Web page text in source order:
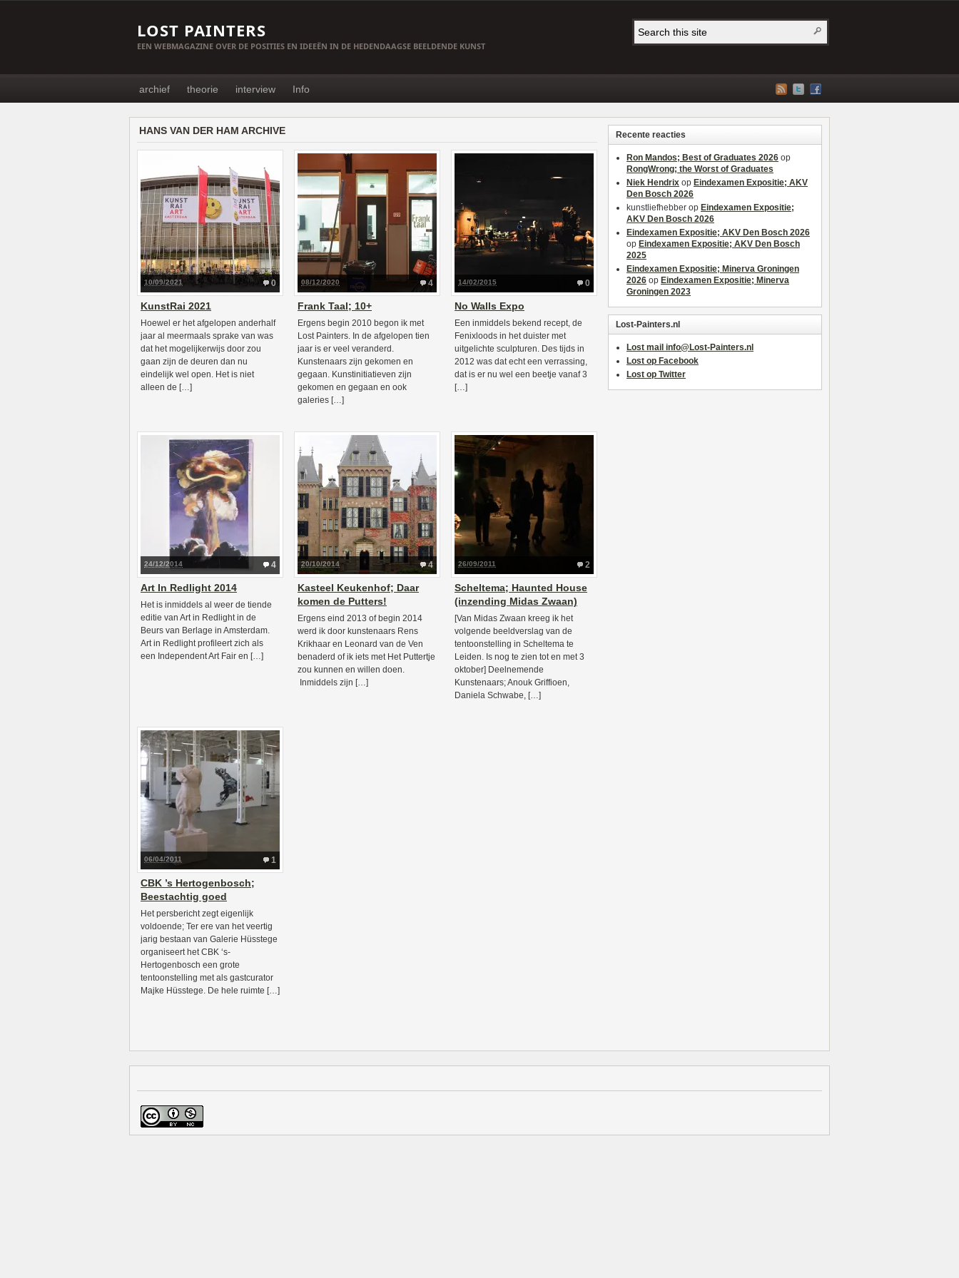
LOST PAINTERS
EEN WEBMAGAZINE OVER DE POSITIES EN IDEEËN IN DE HEDENDAAGSE BEELDENDE KUNST
archief theorie interview Info
HANS VAN DER HAM ARCHIVE
0
10/09/2021
KunstRai 2021
Hoewel er het afgelopen anderhalf
jaar al meermaals sprake van was
dat het mogelijkerwijs door zou
gaan zijn de deuren dan nu
eindelijk wel open. Het is niet
alleen de […]
4
08/12/2020
Frank Taal; 10+
Ergens begin 2010 begon ik met
Lost Painters. In de afgelopen tien
jaar is er veel veranderd.
Kunstenaars zijn gekomen en
gegaan. Kunstinitiatieven zijn
gekomen en gegaan en ook
galeries […]
0
14/02/2015
No Walls Expo
Een inmiddels bekend recept, de
Fenixloods in het duister met
uitgelichte sculpturen. Des tijds in
2012 was dat echt een verrassing,
dat is er nu wel een beetje vanaf 3
[…]
4
24/12/2014
Art In Redlight 2014
Het is inmiddels al weer de tiende
editie van Art in Redlight in de
Beurs van Berlage in Amsterdam.
Art in Redlight profileert zich als
een Independent Art Fair en […]
4
20/10/2014
Kasteel Keukenhof; Daar
komen de Putters!
Ergens eind 2013 of begin 2014
werd ik door kunstenaars Rens
Krikhaar en Leonard van de Ven
benaderd of ik iets met Het Puttertje
zou kunnen en willen doen.
Inmiddels zijn […]
2
26/09/2011
Scheltema; Haunted House
(inzending Midas Zwaan)
[Van Midas Zwaan kreeg ik het
volgende beeldverslag van de
tentoonstelling in Scheltema te
Leiden. Is nog te zien tot en met 3
oktober] Deelnemende
Kunstenaars; Anouk Griffioen,
Daniela Schwabe, […]
1
06/04/2011
CBK ’s Hertogenbosch;
Beestachtig goed
Het persbericht zegt eigenlijk
voldoende; Ter ere van het veertig
jarig bestaan van Galerie Hüsstege
organiseert het CBK ‘s-
Hertogenbosch een grote
tentoonstelling met als gastcurator
Majke Hüsstege. De hele ruimte […]
Recente reacties
Ron Mandos; Best of Graduates 2026 op
RongWrong; the Worst of Graduates
Niek Hendrix op Eindexamen Expositie; AKV
Den Bosch 2026
kunstliefhebber op Eindexamen Expositie;
AKV Den Bosch 2026
Eindexamen Expositie; AKV Den Bosch 2026
op Eindexamen Expositie; AKV Den Bosch
2025
Eindexamen Expositie; Minerva Groningen
2026 op Eindexamen Expositie; Minerva
Groningen 2023
Lost-Painters.nl
Lost mail info@Lost-Painters.nl
Lost op Facebook
Lost op Twitter